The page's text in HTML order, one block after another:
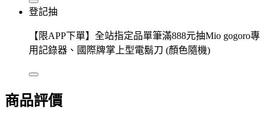
登記抽
【限APP下單】全站指定品單筆滿888元抽Mio gogoro專
用記錄器、國際牌掌上型電鬍刀 (顏色隨機)
商品評價